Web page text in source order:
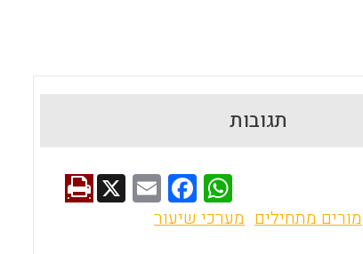
תגובות
W
h
F
a
E
m
X
מורים מתחילים מערכי שיעור